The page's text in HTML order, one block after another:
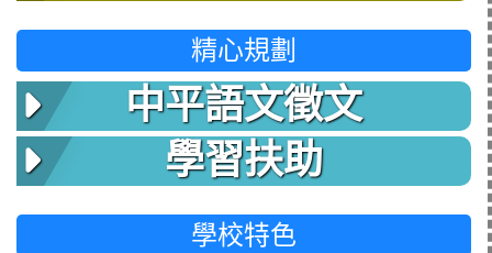
精心規劃
中平語文徵文
學習扶助
學校特色